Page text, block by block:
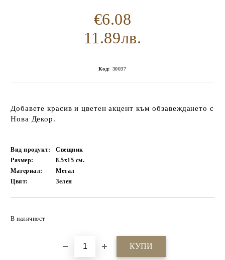
€6.08
11.89лв.
Код: 30037
Добавете красив и цветен акцент към обзавеждането с
Нова Декор.
Вид продукт:
Свещник
Размер:
8.5х15 см.
Материал:
Метал
Цвят:
Зелен
В наличност